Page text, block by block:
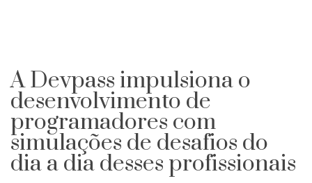
A Devpass impulsiona o
desenvolvimento de
programadores com
simulações de desafios do
dia a dia desses profissionais